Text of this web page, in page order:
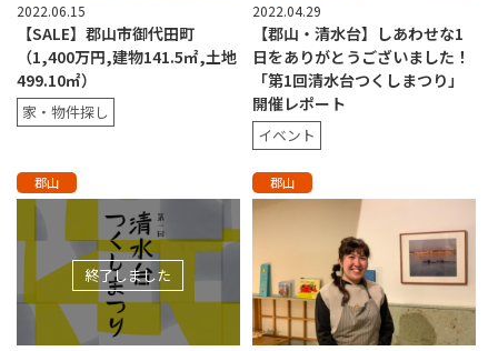
2022.06.15
【SALE】郡山市御代田町
（1,400万円,建物141.5㎡,土地
499.10㎡）
家・物件探し
2022.04.29
【郡山・清水台】しあわせな1
日をありがとうございました！
「第1回清水台つくしまつり」
開催レポート
イベント
郡山
終了しました
郡山